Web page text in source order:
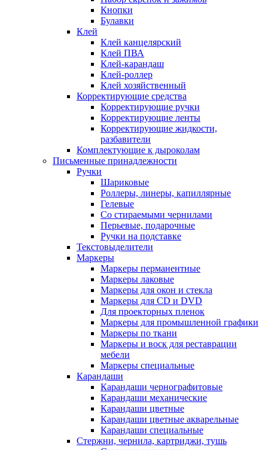
Кнопки
Булавки
Клей
Клей канцелярский
Клей ПВА
Клей-карандаш
Клей-роллер
Клей хозяйственный
Корректирующие средства
Корректирующие ручки
Корректирующие ленты
Корректирующие жидкости,
разбавители
Комплектующие к дыроколам
Письменные принадлежности
Ручки
Шариковые
Роллеры, линеры, капиллярные
Гелевые
Со стираемыми чернилами
Перьевые, подарочные
Ручки на подставке
Текстовыделители
Маркеры
Маркеры перманентные
Маркеры лаковые
Маркеры для окон и стекла
Маркеры для CD и DVD
Для проекторных пленок
Маркеры для промышленной графики
Маркеры по ткани
Маркеры и воск для реставрации
мебели
Маркеры специальные
Карандаши
Карандаши чернографитовые
Карандаши механические
Карандаши цветные
Карандаши цветные акварельные
Карандаши специальные
Стержни, чернила, картриджи, тушь